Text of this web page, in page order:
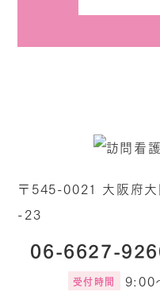
〒545-0021 大阪府
-23
06-6627-
受付時間 9:00